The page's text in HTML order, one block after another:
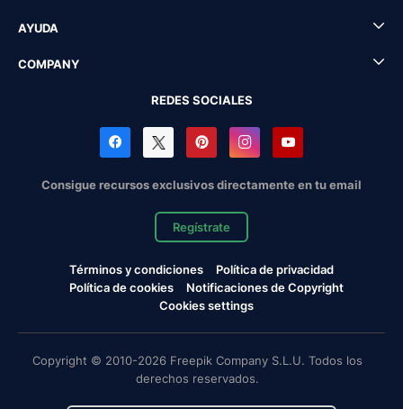
AYUDA
COMPANY
REDES SOCIALES
Consigue recursos exclusivos directamente en tu email
Regístrate
Términos y condiciones
Política de privacidad
Política de cookies
Notificaciones de Copyright
Cookies settings
Copyright © 2010-2026 Freepik Company S.L.U. Todos los
derechos reservados.